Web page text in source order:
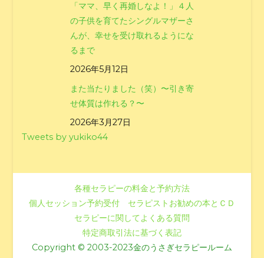
「ママ、早く再婚しなよ！」４人
の子供を育てたシングルマザーさ
んが、幸せを受け取れるようにな
るまで
2026年5月12日
また当たりました（笑）〜引き寄
せ体質は作れる？〜
2026年3月27日
Tweets by yukiko44
各種セラピーの料金と予約方法
個人セッション予約受付
セラピストお勧めの本とＣＤ
セラピーに関してよくある質問
特定商取引法に基づく表記
Copyright © 2003-2023金のうさぎセラピールーム